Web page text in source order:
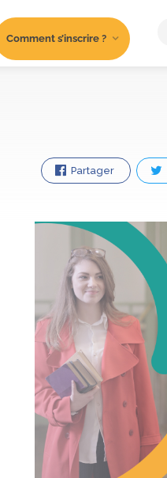
Comment s’inscrire ?
Partager